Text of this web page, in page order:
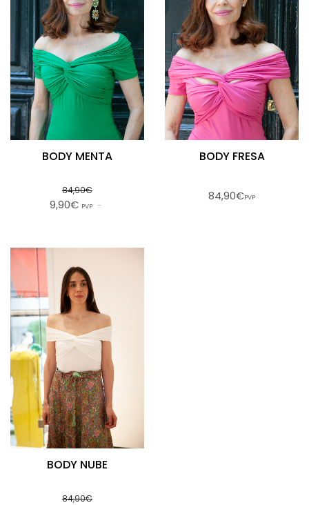
BODY MENTA
84,90€
9,90€ PVP
BODY FRESA
84,90€PVP
BODY NUBE
84,90€